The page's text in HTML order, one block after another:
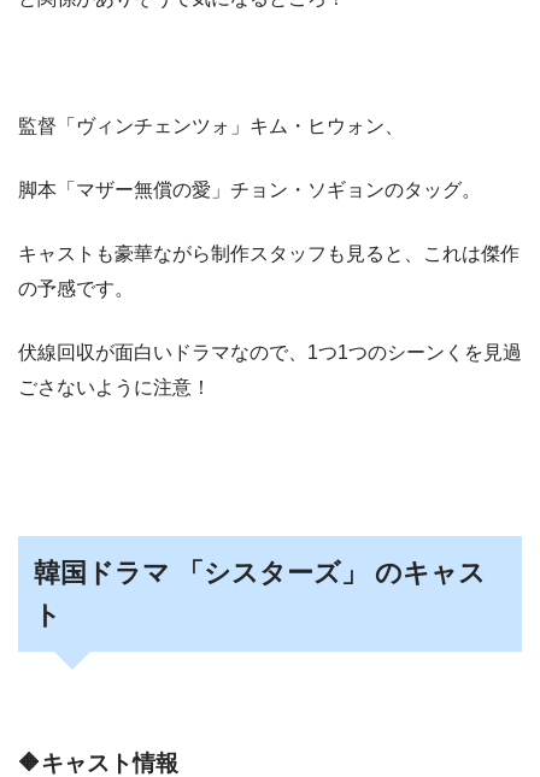
監督「ヴィンチェンツォ」キム・ヒウォン、
脚本「マザー無償の愛」チョン・ソギョンのタッグ。
キャストも豪華ながら制作スタッフも見ると、これは傑作
の予感です。
伏線回収が面白いドラマなので、1つ1つのシーンくを見過
ごさないように注意！
韓国ドラマ 「シスターズ」
のキャス
ト
🔶キャスト情報